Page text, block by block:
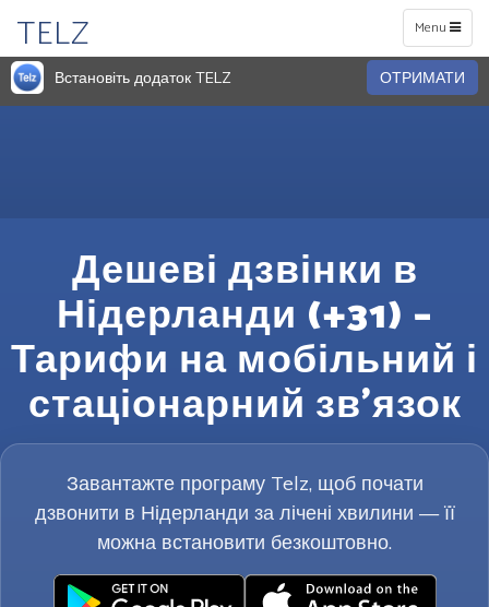
Toggle
navigation
Menu
TELZ
Встановіть додаток TELZ ОТРИМАТИ
Дешеві дзвінки в
Нідерланди (+31) –
Тарифи на мобільний і
стаціонарний зв’язок
Завантажте програму Telz, щоб почати
дзвонити в Нідерланди за лічені хвилини — її
можна встановити безкоштовно.